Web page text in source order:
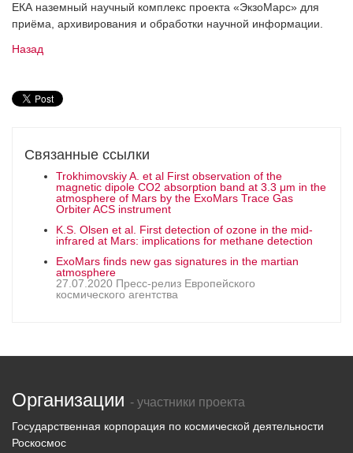
ЕКА наземный научный комплекс проекта «ЭкзоМарс» для
приёма, архивирования и обработки научной информации.
Назад
Связанные ссылки
Trokhimovskiy A. et al First observation of the
magnetic dipole CO2 absorption band at 3.3 μm in the
atmosphere of Mars by the ExoMars Trace Gas
Orbiter ACS instrument
K.S. Olsen et al. First detection of ozone in the mid-
infrared at Mars: implications for methane detection
ExoMars finds new gas signatures in the martian
atmosphere
27.07.2020 Пресс-релиз Европейского
космического агентства
Организации - участники проекта
Государственная корпорация по космической деятельности
Роскосмос